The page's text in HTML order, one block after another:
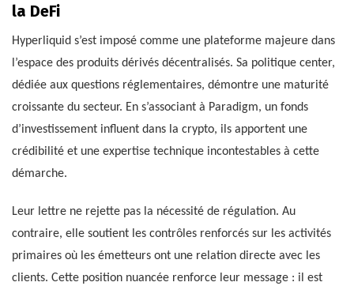
la DeFi
Hyperliquid s’est imposé comme une plateforme majeure dans
l’espace des produits dérivés décentralisés. Sa politique center,
dédiée aux questions réglementaires, démontre une maturité
croissante du secteur. En s’associant à Paradigm, un fonds
d’investissement influent dans la crypto, ils apportent une
crédibilité et une expertise technique incontestables à cette
démarche.
Leur lettre ne rejette pas la nécessité de régulation. Au
contraire, elle soutient les contrôles renforcés sur les activités
primaires où les émetteurs ont une relation directe avec les
clients. Cette position nuancée renforce leur message : il est